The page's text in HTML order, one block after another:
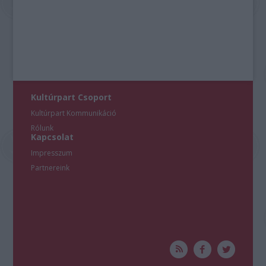
Kultúrpart Csoport
Kultúrpart Kommunikáció
Rólunk
Kapcsolat
Impresszum
Partnereink